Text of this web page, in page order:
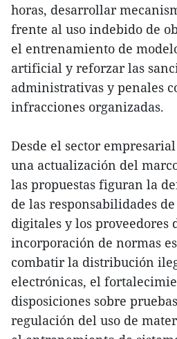
horas, desarrollar
frente al uso indebido de
el entrenamiento de
artificial y reforzar las
administrativas y penales
infracciones organizadas.
Desde el sector
una actualización del
las propuestas figuran la
de las responsabilidades
digitales y los proveedores
incorporación de normas
combatir la distribución
electrónicas, el
disposiciones sobre
regulación del uso de